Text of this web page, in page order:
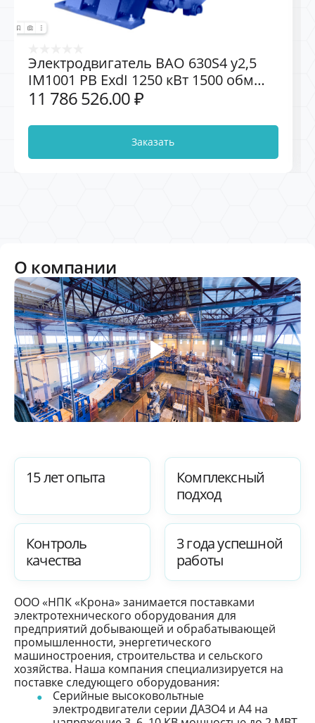
Электродвигатель ВАО 630S4 у2,5
IM1001 РВ ExdI 1250 кВт 1500 обм
6000В
11 786 526.00 ₽
Заказать
О компании
ООО «НПК «Крона» занимается поставками
электротехнического оборудования для
предприятий добывающей и обрабатывающей
промышленности, энергетического
машиностроения, строительства и сельского
хозяйства. Наша компания специализируется на
поставке следующего оборудования:
Серийные высоковольтные
электродвигатели серии ДАЗО4 и А4 на
15 лет опыта
Комплексный
подход
Контроль
качества
3 года успешной
работы